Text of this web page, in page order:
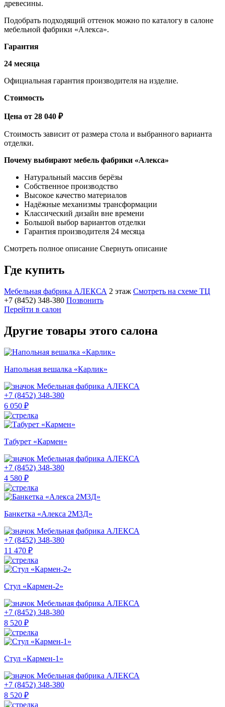
древесины.
Подобрать подходящий оттенок можно по каталогу в салоне
мебельной фабрики «Алекса».
Гарантия
24 месяца
Официальная гарантия производителя на изделие.
Стоимость
Цена от 28 040 ₽
Стоимость зависит от размера стола и выбранного варианта
отделки.
Почему выбирают мебель фабрики «Алекса»
Натуральный массив берёзы
Собственное производство
Высокое качество материалов
Надёжные механизмы трансформации
Классический дизайн вне времени
Большой выбор вариантов отделки
Гарантия производителя 24 месяца
Смотреть полное описание Свернуть описание
Где купить
Мебельная фабрика АЛЕКСА 2 этаж Смотреть на схеме ТЦ
+7 (8452) 348-380 Позвонить
Перейти в салон
Другие товары этого салона
Напольная вешалка «Карлик»
Мебельная фабрика АЛЕКСА
+7 (8452) 348-380
6 050 ₽
Табурет «Кармен»
Мебельная фабрика АЛЕКСА
+7 (8452) 348-380
4 580 ₽
Банкетка «Алекса 2М3Д»
Мебельная фабрика АЛЕКСА
+7 (8452) 348-380
11 470 ₽
Стул «Кармен-2»
Мебельная фабрика АЛЕКСА
+7 (8452) 348-380
8 520 ₽
Стул «Кармен-1»
Мебельная фабрика АЛЕКСА
+7 (8452) 348-380
8 520 ₽